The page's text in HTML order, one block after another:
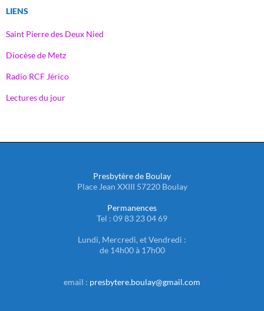
LIENS
Saint Pierre des Deux Nied
Diocèse de Metz
Radio RCF Jérico
Lectures du jour
Presbytère de Boulay
Place Jean XXIII 57220 Boulay
Permanences
Tel : 09 83 23 04 69
Lundi, Mercredi, et Vendredi :
de 14h00 à 17h00
email : presbytere.boulay@gmail.com